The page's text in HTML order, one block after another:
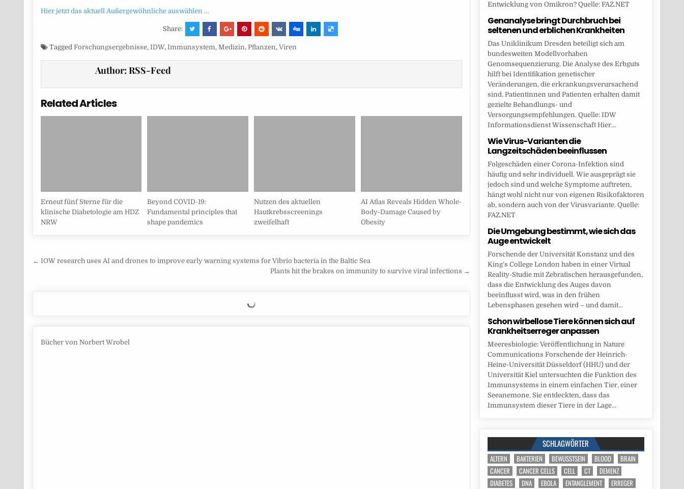
Hier jetzt das aktuell Außergewöhnliche auswählen …
Share:
Tagged Forschungsergebnisse, IDW, Immunsystem, Medizin, Pflanzen, Viren
Author:RSS-Feed
Related Articles
Erneut fünf Sterne für die
klinische Diabetologie am HDZ
NRW
Beyond COVID-19:
Fundamental principles that
shape pandemics
Nutzen des aktuellen
Hautkrebsscreenings
zweifelhaft
AI Atlas Reveals Hidden Whole-
Body-Damage Caused by
Obesity
Beitragsnavigation
← IOW research uses AI and drones to improve early warning systems for Vibrio bacteria in the Baltic Sea
Plants hit the brakes on immunity to survive viral infections →
Bücher von Norbert Wrobel
Entwicklung von Omikron? Quelle: FAZ.NET
Genanalyse bringt Durchbruch bei
seltenen und erblichen Krankheiten
Das Uniklinikum Dresden beteiligt sich am
bundesweiten Modellvorhaben
Genomsequenzierung. Die Analyse des Erbguts
hilft bei Identifikation genetischer
Veränderungen, die erkrankungsverursachend
sind. Patientinnen und Patienten erhalten damit
gezielte Behandlungs- und
Versorgungsempfehlungen. Quelle: IDW
Informationsdienst Wissenschaft Hier...
Wie Virus-Varianten die
Langzeitschäden beeinflussen
Folgeschäden einer Corona-Infektion sind
häufig und sehr individuell. Wie ausgeprägt sie
jedoch sind und welche Symptome auftreten,
hängt wohl nicht nur von eigenen Risikofaktoren
ab, sondern auch von der Virusvariante. Quelle:
FAZ.NET
Die Umgebung bestimmt, wie sich das
Auge entwickelt
Forschende der Universität Konstanz und des
King’s College London haben in einer Virtual
Reality-Studie mit Zebrafischen herausgefunden,
dass die Entwicklung des Auges davon
beeinflusst wird, was in den frühen
Lebensphasen gesehen wird – und damit...
Schon wirbellose Tiere können sich auf
Krankheitserreger anpassen
Meeresbiologie: Veröffentlichung in Nature
Communications Forschende der Heinrich-
Heine-Universität Düsseldorf (HHU) und der
Universität Kiel untersuchten die Funktion des
Immunsystems in einem einfachen Tier, einer
Seeanemone. Sie entdeckten, dass das
Immunsystem dieser Tiere in der Lage...
SCHLAGWÖRTER
ALTERN BAKTERIEN BEWUSSTSEIN BLOOD
BRAIN
CANCER
CANCER CELLS CELL CT
DEMENZ
DIABETES
DNA EBOLA ENTANGLEMENT
ERREGER